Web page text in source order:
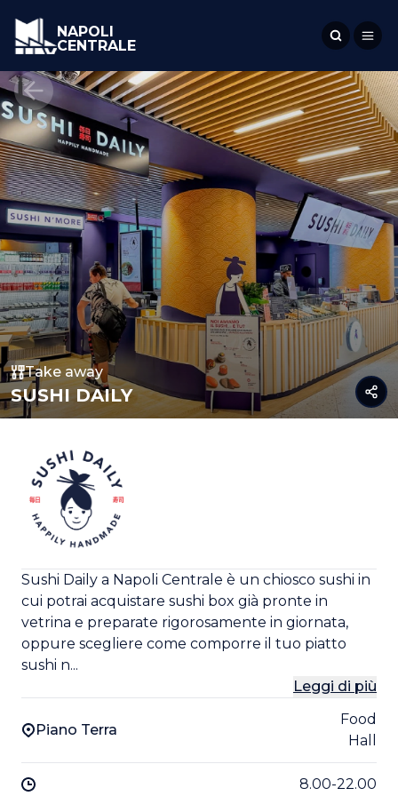
NAPOLI
CENTRALE
Take away
SUSHI DAILY
Sushi Daily a Napoli Centrale è un chiosco sushi in
cui potrai acquistare sushi box già pronte in
vetrina e preparate rigorosamente in giornata,
oppure scegliere come comporre il tuo piatto
sushi n...
Leggi di più
Piano Terra
Food
Hall
8.00-22.00